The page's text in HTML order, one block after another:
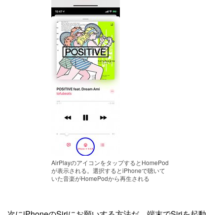
AirPlayのアイコンをタップするとHomePod
が表示される。選択するとiPhoneで聴いて
いた音楽がHomePodから再生される